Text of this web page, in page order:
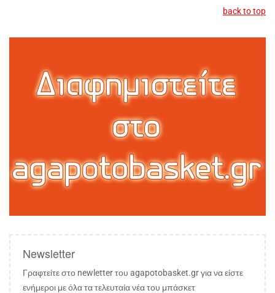
back to top
Newsletter
Γραφτείτε στο newletter του agapotobasket.gr για να είστε
ενήμεροι με όλα τα τελευταία νέα του μπάσκετ